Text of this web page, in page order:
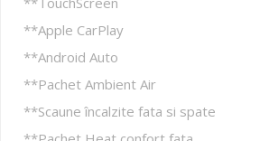
**Apple CarPlay
**Android Auto
**Pachet Ambient Air
**Scaune încalzite fata si spate